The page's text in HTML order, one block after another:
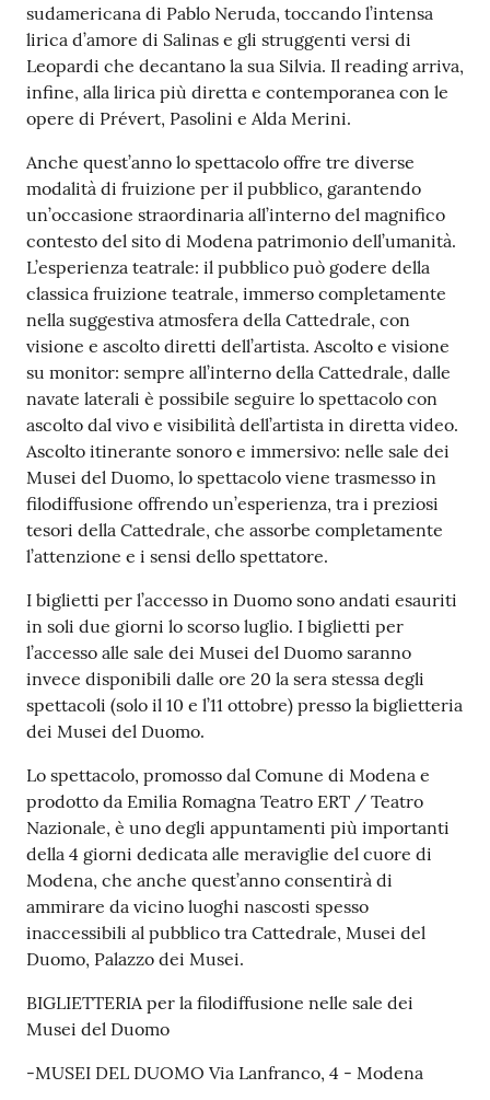
sudamericana di Pablo Neruda, toccando l’intensa
lirica d’amore di Salinas e gli struggenti versi di
Leopardi che decantano la sua Silvia. Il reading arriva,
infine, alla lirica più diretta e contemporanea con le
opere di Prévert, Pasolini e Alda Merini.
Anche quest’anno lo spettacolo offre tre diverse
modalità di fruizione per il pubblico, garantendo
un’occasione straordinaria all’interno del magnifico
contesto del sito di Modena patrimonio dell’umanità.
L’esperienza teatrale: il pubblico può godere della
classica fruizione teatrale, immerso completamente
nella suggestiva atmosfera della Cattedrale, con
visione e ascolto diretti dell’artista. Ascolto e visione
su monitor: sempre all’interno della Cattedrale, dalle
navate laterali è possibile seguire lo spettacolo con
ascolto dal vivo e visibilità dell’artista in diretta video.
Ascolto itinerante sonoro e immersivo: nelle sale dei
Musei del Duomo, lo spettacolo viene trasmesso in
filodiffusione offrendo un’esperienza, tra i preziosi
tesori della Cattedrale, che assorbe completamente
l’attenzione e i sensi dello spettatore.
I biglietti per l’accesso in Duomo sono andati esauriti
in soli due giorni lo scorso luglio. I biglietti per
l’accesso alle sale dei Musei del Duomo saranno
invece disponibili dalle ore 20 la sera stessa degli
spettacoli (solo il 10 e l’11 ottobre) presso la biglietteria
dei Musei del Duomo.
Lo spettacolo, promosso dal Comune di Modena e
prodotto da Emilia Romagna Teatro ERT / Teatro
Nazionale, è uno degli appuntamenti più importanti
della 4 giorni dedicata alle meraviglie del cuore di
Modena, che anche quest’anno consentirà di
ammirare da vicino luoghi nascosti spesso
inaccessibili al pubblico tra Cattedrale, Musei del
Duomo, Palazzo dei Musei.
BIGLIETTERIA per la filodiffusione nelle sale dei
Musei del Duomo
-MUSEI DEL DUOMO Via Lanfranco, 4 - Modena